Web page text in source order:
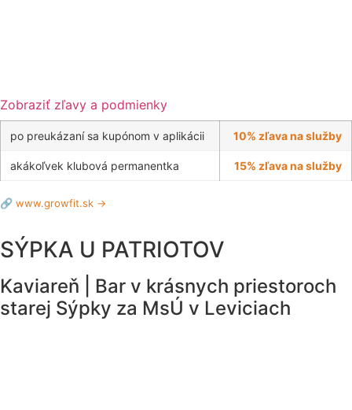
Zobraziť zľavy a podmienky
po preukázaní sa kupónom v aplikácii 10% zľava na služby
akákoľvek klubová permanentka 15% zľava na služby
🔗 www.growfit.sk →
SÝPKA U PATRIOTOV
Kaviareň | Bar v krásnych priestoroch
starej Sýpky za MsÚ v Leviciach